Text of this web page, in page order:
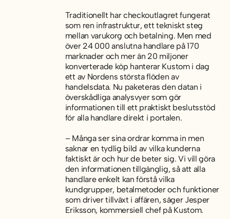
Traditionellt har checkoutlagret fungerat
som ren infrastruktur, ett tekniskt steg
mellan varukorg och betalning. Men med
över 24 000 anslutna handlare på 170
marknader och mer än 20 miljoner
konverterade köp hanterar Kustom i dag
ett av Nordens största flöden av
handelsdata. Nu paketeras den datan i
överskådliga analysvyer som gör
informationen till ett praktiskt beslutsstöd
för alla handlare direkt i portalen.
– Många ser sina ordrar komma in men
saknar en tydlig bild av vilka kunderna
faktiskt är och hur de beter sig. Vi vill göra
den informationen tillgänglig, så att alla
handlare enkelt kan förstå vilka
kundgrupper, betalmetoder och funktioner
som driver tillväxt i affären, säger Jesper
Eriksson, kommersiell chef på Kustom.